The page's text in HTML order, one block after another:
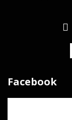
Facebook